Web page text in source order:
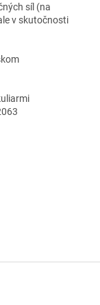
síl (na
v skutočnosti